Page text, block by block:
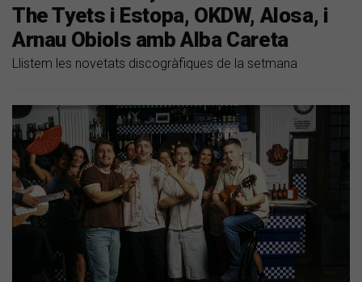
The Tyets i Estopa, OKDW, Alosa, i
Arnau Obiols amb Alba Careta
Llistem les novetats discogràfiques de la setmana